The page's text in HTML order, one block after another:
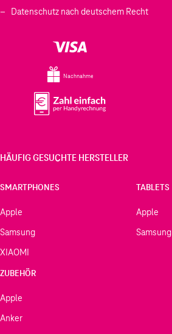
Datenschutz nach deutschem Recht
Nachnahme
HÄUFIG GESUCHTE HERSTELLER
SMARTPHONES
Apple
Samsung
XIAOMI
TABLETS
Apple
Samsung
ZUBEHÖR
Apple
Anker